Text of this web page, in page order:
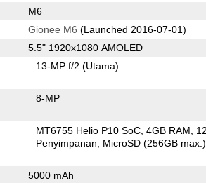
M6
Gionee M6 (Launched 2016-07-01)
5.5" 1920x1080 AMOLED
13-MP f/2(Utama)
8-MP
MT6755 Helio P10 SoC 4GB RAM
Penyimpanan
MicroSD (256GB max.)
5000 mAh